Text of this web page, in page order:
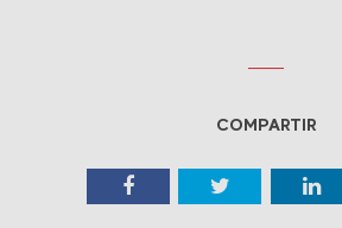
COMPARTIR